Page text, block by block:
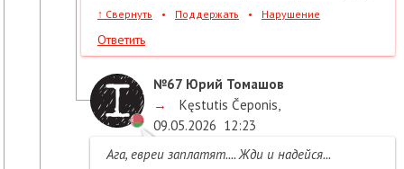
↑ Свернуть • Поддержать • Нарушение
Ответить
№67 Юрий Томашов
→
Kęstutis Čeponis,
09.05.2026 12:23
Ага, евреи заплатят.... Жди и надейся...